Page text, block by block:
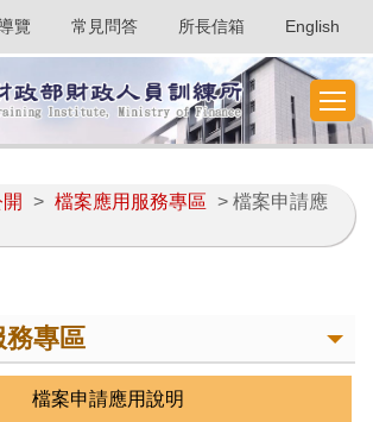
覽 常見問答 所長信箱 English
> 檔案應用服務專區
> 檔案申請應
務專區
檔案申請應用說明